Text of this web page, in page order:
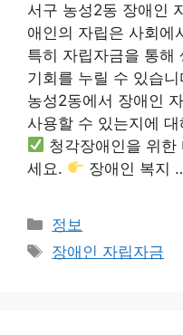
서구 농성2동 장애인
애인의 자립은 사회에
특히 자립자금을 통해
기회를 누릴 수 있습
농성2동에서 장애인
사용할 수 있는지에
청각장애인을 위한
세요.
장애인 복지
Categories
정보
Tags
장애인 자립자금